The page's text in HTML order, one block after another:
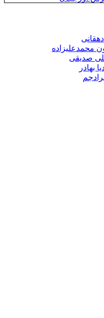
محمدعلیزاده
صدیقی
بهادر